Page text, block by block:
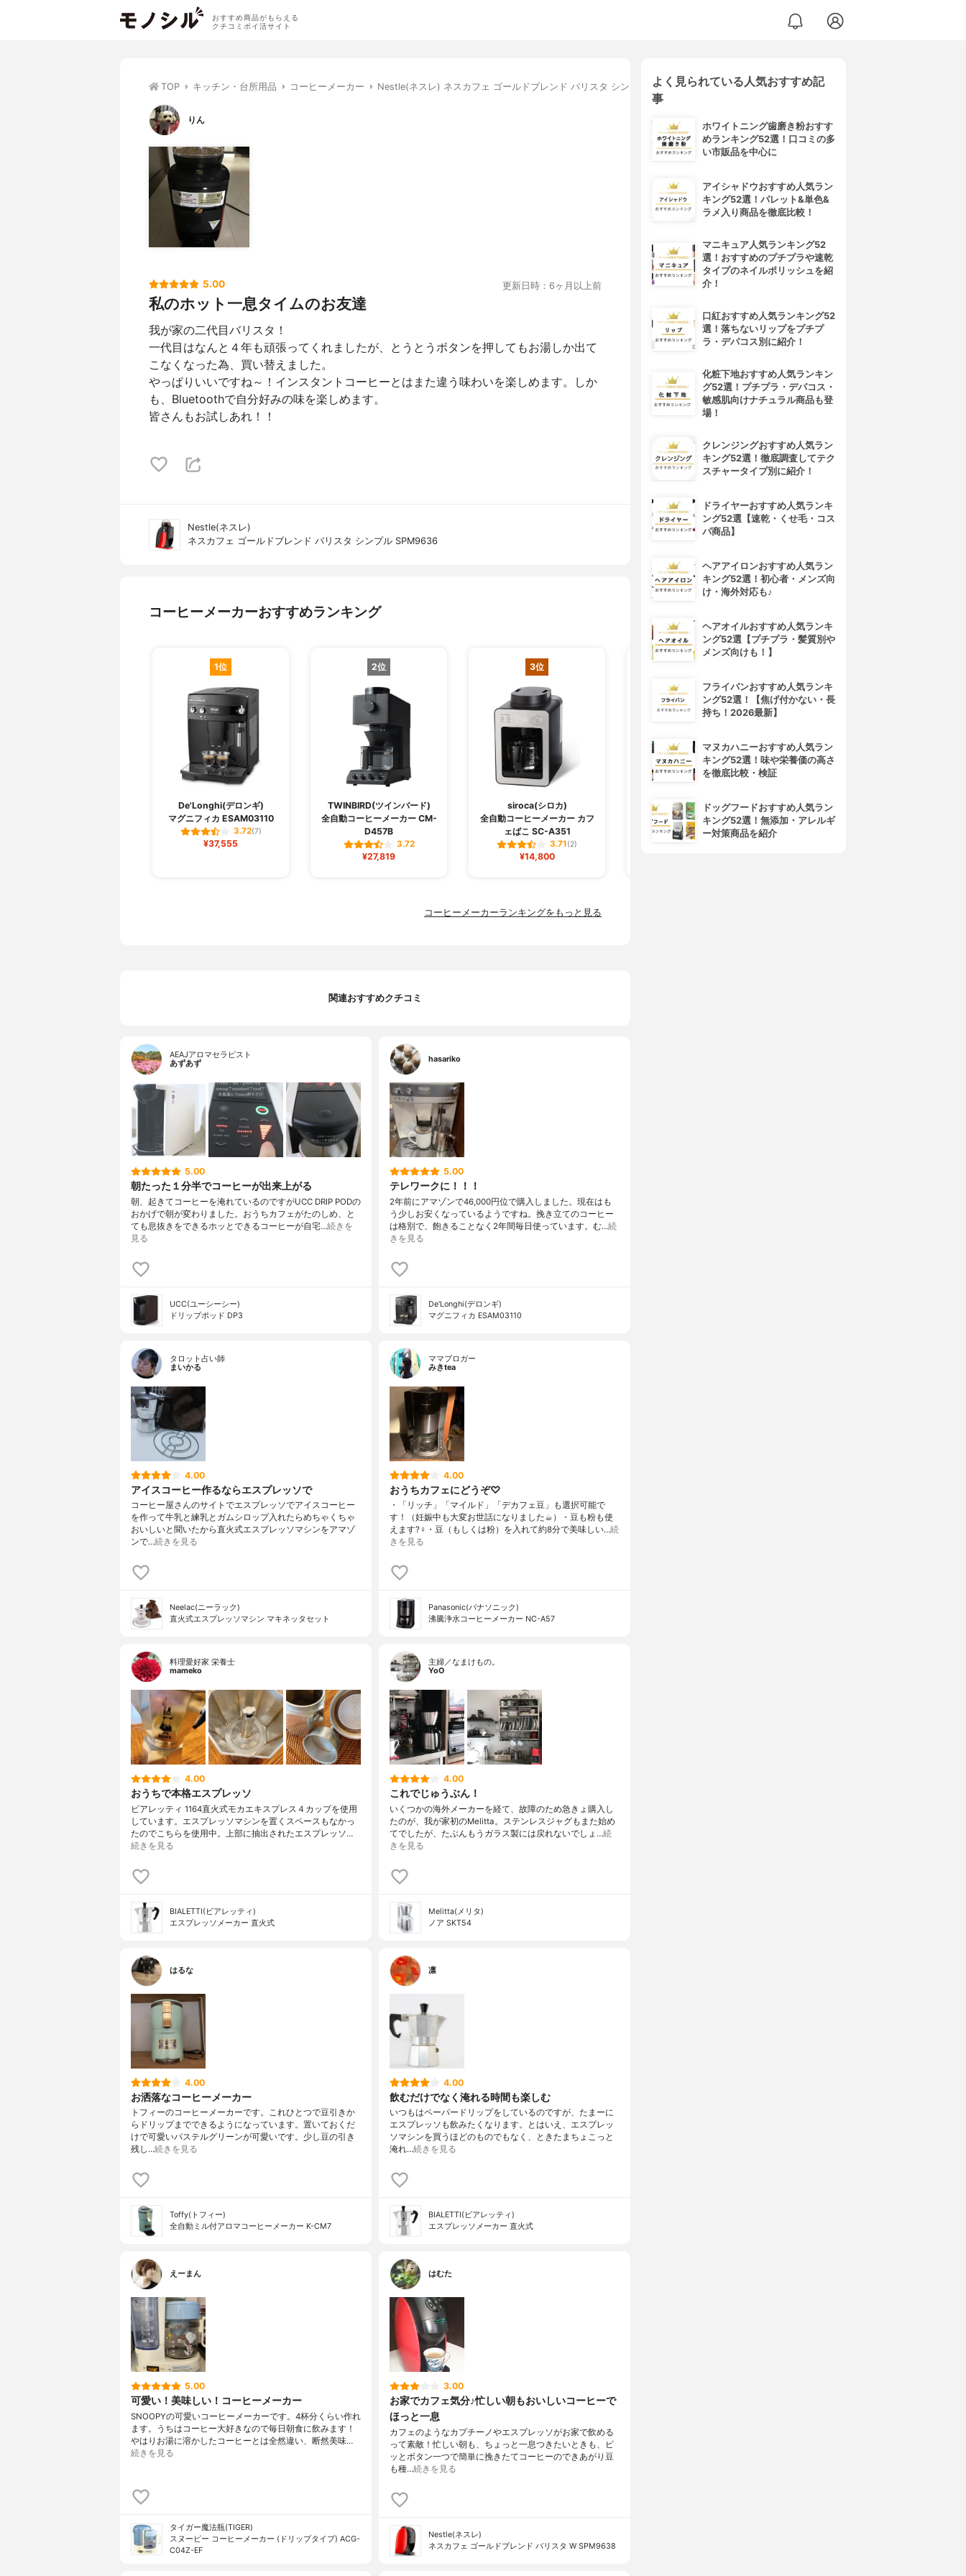
おすすめ商品がもらえる
クチコミポイ活サイト
TOP キッチン・台所用品 コーヒーメーカー Nestle(ネスレ) ネスカフェ ゴールドブレンド バリスタ シンプル SPM9636
りん
5.00 更新日時：6ヶ月以上前
私のホット一息タイムのお友達
我が家の二代目バリスタ！
一代目はなんと４年も頑張ってくれましたが、とうとうボタンを押してもお湯しか出て
こなくなった為、買い替えました。
やっぱりいいですね～！インスタントコーヒーとはまた違う味わいを楽しめます。しか
も、Bluetoothで自分好みの味を楽しめます。
皆さんもお試しあれ！！
Nestle(ネスレ)
ネスカフェ ゴールドブレンド バリスタ シンプル SPM9636
コーヒーメーカーおすすめランキング
1位
De'Longhi(デロンギ)
マグニフィカ ESAM03110
3.72(7)
¥37,555
2位
TWINBIRD(ツインバード)
全自動コーヒーメーカー CM-
D457B
3.72
¥27,819
3位
siroca(シロカ)
全自動コーヒーメーカー カフ
ェばこ SC-A351
3.71(2)
¥14,800
Nespresso(ネスプレッソ)
エッセンサ ミニ C30
3.70(4)
¥9,142
Nestle(ネスレ)
ネスカフェ ゴールドブレンド
コーヒーメーカーランキングをもっと見る
関連おすすめクチコミ
AEAJアロマセラピスト
あずあず
5.00
朝たった１分半でコーヒーが出来上がる
朝、起きてコーヒーを淹れているのですがUCC DRIP PODの
おかげで朝が変わりました。おうちカフェがたのしめ、と
ても息抜きをできるホッとできるコーヒーが自宅…続きを
見る
UCC(ユーシーシー)
ドリップポッド DP3
hasariko
5.00
テレワークに！！！
2年前にアマゾンで46,000円位で購入しました。現在はも
う少しお安くなっているようですね。挽き立てのコーヒー
は格別で、飽きることなく2年間毎日使っています。む…続
きを見る
De'Longhi(デロンギ)
マグニフィカ ESAM03110
タロット占い師
まいかる
4.00
アイスコーヒー作るならエスプレッソで
コーヒー屋さんのサイトでエスプレッソでアイスコーヒー
を作って牛乳と練乳とガムシロップ入れたらめちゃくちゃ
おいしいと聞いたから直火式エスプレッソマシンをアマゾ
ンで…続きを見る
Neelac(ニーラック)
直火式エスプレッソマシン マキネッタセット
ママブロガー
みきtea
4.00
おうちカフェにどうぞ♡
・「リッチ」「マイルド」「デカフェ豆」も選択可能で
す！（妊娠中も大変お世話になりました☕︎）・豆も粉も使
えます?‍♀️・豆（もしくは粉）を入れて約8分で美味しい…続
きを見る
Panasonic(パナソニック)
沸騰浄水コーヒーメーカー NC-A57
料理愛好家 栄養士
mameko
4.00
おうちで本格エスプレッソ
ビアレッティ 1164直火式モカエキスプレス４カップを使用
しています。エスプレッソマシンを置くスペースもなかっ
たのでこちらを使用中。上部に抽出されたエスプレッソ…
続きを見る
BIALETTI(ビアレッティ)
エスプレッソメーカー 直火式
主婦／なまけもの。
YoO
4.00
これでじゅうぶん！
いくつかの海外メーカーを経て、故障のため急きょ購入し
たのが、我が家初のMelitta。ステンレスジャグもまた始め
てでしたが、たぶんもうガラス製には戻れないでしょ…続
きを見る
Melitta(メリタ)
ノア SKT54
はるな
4.00
お洒落なコーヒーメーカー
トフィーのコーヒーメーカーです。これひとつで豆引きか
らドリップまでできるようになっています。置いておくだ
けで可愛いパステルグリーンが可愛いです。少し豆の引き
残し…続きを見る
Toffy(トフィー)
全自動ミル付アロマコーヒーメーカー K-CM7
凛
4.00
飲むだけでなく淹れる時間も楽しむ
いつもはペーパードリップをしているのですが、たまーに
エスプレッソも飲みたくなります。とはいえ、エスプレッ
ソマシンを買うほどのものでもなく、ときたまちょこっと
淹れ…続きを見る
BIALETTI(ビアレッティ)
エスプレッソメーカー 直火式
えーまん
5.00
可愛い！美味しい！コーヒーメーカー
SNOOPYの可愛いコーヒーメーカーです。4杯分くらい作れ
ます。うちはコーヒー大好きなので毎日朝食に飲みます！
やはりお湯に溶かしたコーヒーとは全然違い、断然美味…
続きを見る
タイガー魔法瓶(TIGER)
スヌーピー コーヒーメーカー (ドリップタイプ) ACG-
C04Z-EF
はむた
3.00
お家でカフェ気分♪忙しい朝もおいしいコーヒーで
ほっと一息
カフェのようなカプチーノやエスプレッソがお家で飲める
って素敵！忙しい朝も、ちょっと一息つきたいときも、ピ
ッとボタン一つで簡単に挽きたてコーヒーのできあがり豆
も種…続きを見る
Nestle(ネスレ)
ネスカフェ ゴールドブレンド バリスタ W SPM9638
よく見られている人気おすすめ記
事
ホワイトニング歯磨き粉おすす
めランキング52選！口コミの多
い市販品を中心に
アイシャドウおすすめ人気ラン
キング52選！パレット&単色&
ラメ入り商品を徹底比較！
マニキュア人気ランキング52
選！おすすめのプチプラや速乾
タイプのネイルポリッシュを紹
介！
口紅おすすめ人気ランキング52
選！落ちないリップをプチプ
ラ・デパコス別に紹介！
化粧下地おすすめ人気ランキン
グ52選！プチプラ・デパコス・
敏感肌向けナチュラル商品も登
場！
クレンジングおすすめ人気ラン
キング52選！徹底調査してテク
スチャータイプ別に紹介！
ドライヤーおすすめ人気ランキ
ング52選【速乾・くせ毛・コス
パ商品】
ヘアアイロンおすすめ人気ラン
キング52選！初心者・メンズ向
け・海外対応も♪
ヘアオイルおすすめ人気ランキ
ング52選【プチプラ・髪質別や
メンズ向けも！】
フライパンおすすめ人気ランキ
ング52選！【焦げ付かない・長
持ち！2026最新】
マヌカハニーおすすめ人気ラン
キング52選！味や栄養価の高さ
を徹底比較・検証
ドッグフードおすすめ人気ラン
キング52選！無添加・アレルギ
ー対策商品を紹介